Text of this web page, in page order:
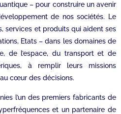
– pour construire un avenir
de nos sociétés. Le
services et produits qui aident ses
Etats – dans les domaines de
de l’espace, du transport et de
à remplir leurs missions
cœur des décisions.
l’un des premiers fabricants de
et un partenaire de